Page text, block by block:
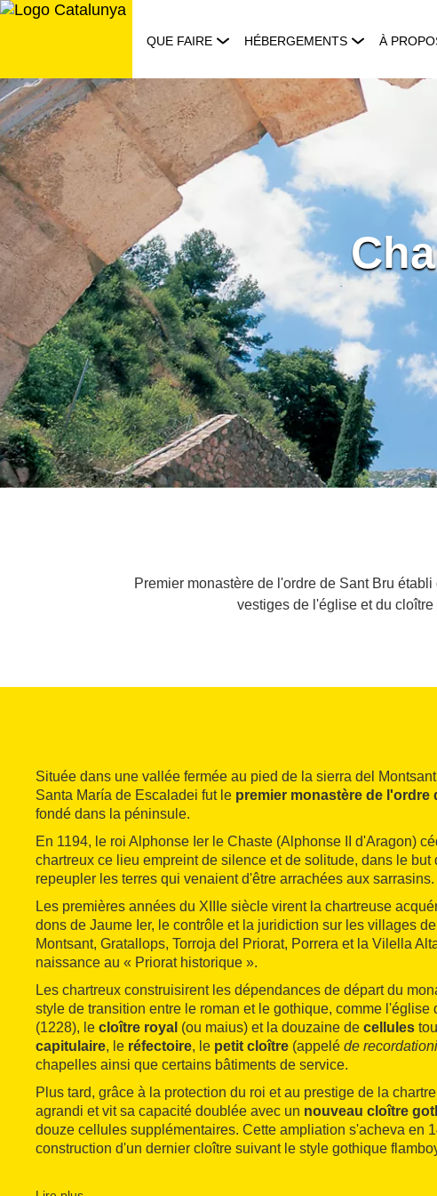
Aller
QUE FAIRE HÉBERGEMENTS À
Premier monastère de l'ordre de Sant Bru
vestiges de l'église et du
Située dans une vallée fermée au pied de la sierra del
Santa María de Escaladei fut le premier monastère de l'ordre
fondé dans la péninsule.
En 1194, le roi Alphonse Ier le Chaste (Alphonse II d'Aragon)
chartreux ce lieu empreint de silence et de solitude, dans le but
repeupler les terres qui venaient d'être arrachées aux sarrasins.
Les premières années du XIIIe siècle virent la chartreuse
dons de Jaume Ier, le contrôle et la juridiction sur les villages
Montsant, Gratallops, Torroja del Priorat, Porrera et la Vilella
naissance au « Priorat historique ».
Les chartreux construisirent les dépendances de départ du
style de transition entre le roman et le gothique, comme l'église
(1228), le cloître royal (ou maius) et la douzaine de cellules
capitulaire, le réfectoire, le petit cloître (appelé de
chapelles ainsi que certains bâtiments de service.
Plus tard, grâce à la protection du roi et au prestige de la
agrandi et vit sa capacité doublée avec un nouveau cloître
douze cellules supplémentaires. Cette ampliation s'acheva en
construction d'un dernier cloître suivant le style gothique